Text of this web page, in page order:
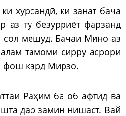
хурсандӣ, ки занат бача
аз ту безурриёт фарзанд
сол мешуд. Бачаи Мино аз
тамоми сирру асрори
фош кард Мирзо.
Раҳим ба об афтид ва
дар замин нишаст. Вай